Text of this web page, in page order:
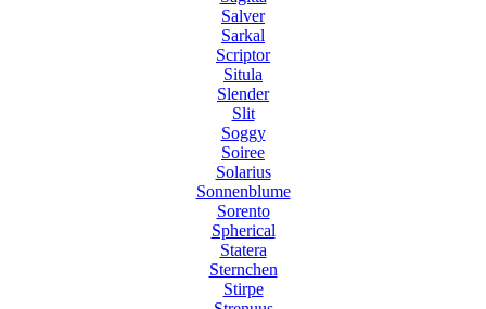
Salver
Sarkal
Scriptor
Situla
Slender
Slit
Soggy
Soiree
Solarius
Sonnenblume
Sorento
Spherical
Statera
Sternchen
Stirpe